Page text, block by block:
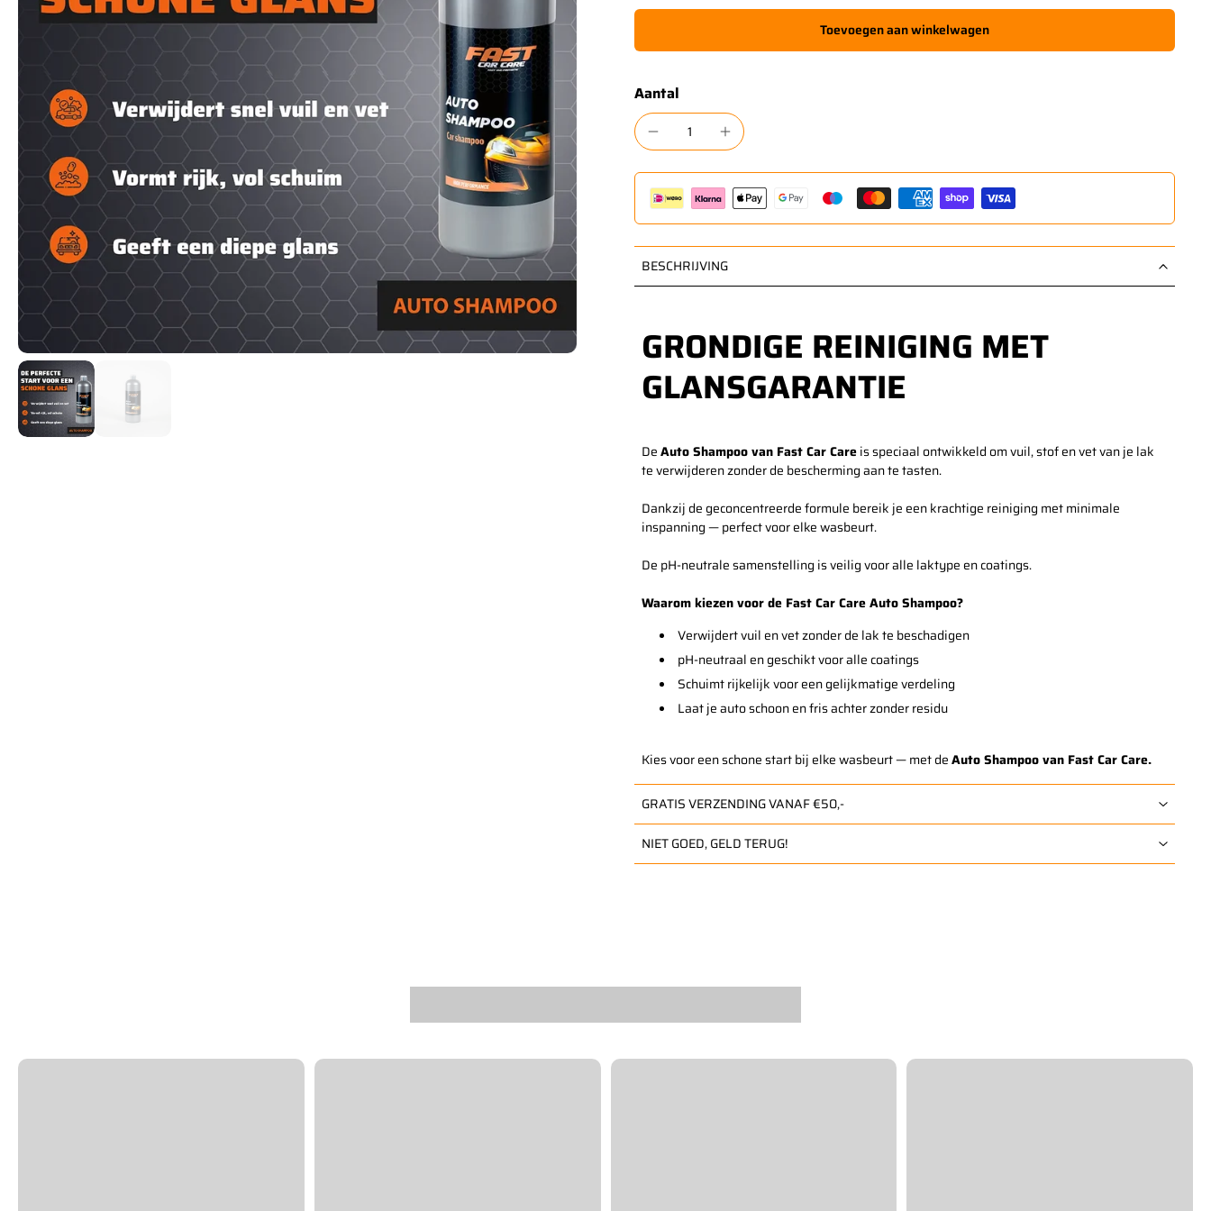
Toevoegen aan winkelwagen
Aantal
BESCHRIJVING
GRONDIGE REINIGING MET
GLANSGARANTIE
DeAuto Shampoo van Fast Car Careis speciaal ontwikkeld om vuil, stof en vet van je lak
te verwijderen zonder de bescherming aan te tasten.
Dankzij de geconcentreerde formule bereik je een krachtige reiniging met minimale
inspanning — perfect voor elke wasbeurt.
De pH-neutrale samenstelling is veilig voor alle laktype en coatings.
Waarom kiezen voor de Fast Car Care Auto Shampoo?
Verwijdert vuil en vet zonder de lak te beschadigen
pH-neutraal en geschikt voor alle coatings
Schuimt rijkelijk voor een gelijkmatige verdeling
Laat je auto schoon en fris achter zonder residu
Kies voor een schone start bij elke wasbeurt — met deAuto Shampoo van Fast Car Care.
GRATIS VERZENDING VANAF €50,-
NIET GOED, GELD TERUG!